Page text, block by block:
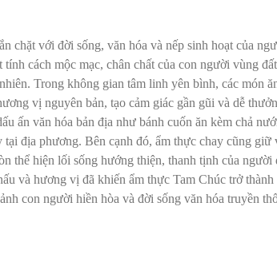
chặt với đời sống, văn hóa và nếp sinh hoạt của
cách mộc mạc, chân chất của con người vùng
Trong không gian tâm linh yên bình, các món
vị nguyên bản, tạo cảm giác gần gũi và dễ
ấn văn hóa bản địa như bánh cuốn ăn kèm chả
địa phương. Bên cạnh đó, ẩm thực chay cũng giữ
thể hiện lối sống hướng thiện, thanh tịnh của người
và hương vị đã khiến ẩm thực Tam Chúc trở thành
con người hiền hòa và đời sống văn hóa truyền